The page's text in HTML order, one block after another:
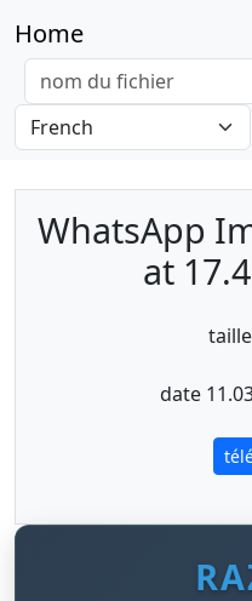
Home
WhatsApp
at
date